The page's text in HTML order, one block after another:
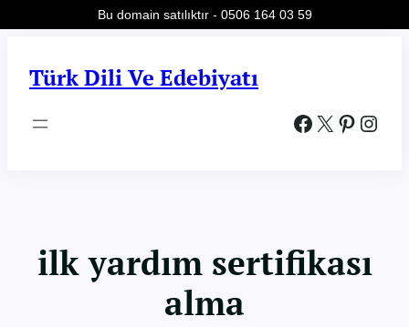
Türk Dili Ve Edebiyatı
Facebook X Pinterest Instagram
ilk yardım sertifikası
alma
Bu domain satılıktır - 0506 164 03 59